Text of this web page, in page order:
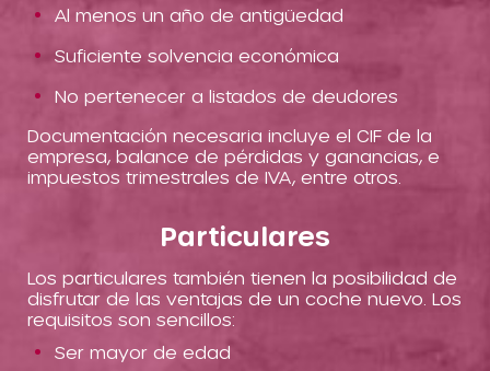
Al menos un año de antigüedad
Suficiente solvencia económica
No pertenecer a listados de deudores
Documentación necesaria incluye el CIF de la
empresa, balance de pérdidas y ganancias, e
impuestos trimestrales de IVA, entre otros.
Particulares
Los particulares también tienen la posibilidad de
disfrutar de las ventajas de un coche nuevo. Los
requisitos son sencillos:
Ser mayor de edad